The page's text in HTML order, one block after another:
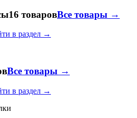
16 товаровВсе товары →
в раздел →
Все товары →
в раздел →